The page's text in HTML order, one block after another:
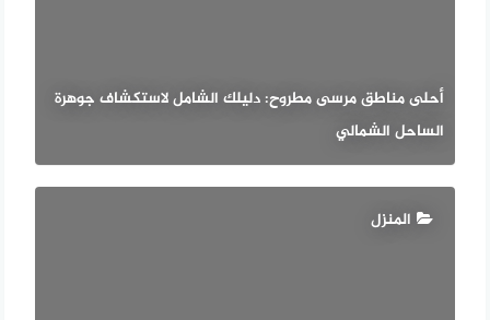
أحلى مناطق مرسى مطروح: دليلك الشامل لاستكشاف جوهرة
الساحل الشمالي
المنزل